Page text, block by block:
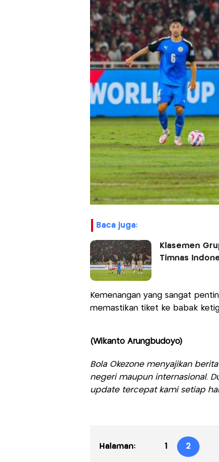
baca juga:
Klasemen
Timnas
Kemenangan yang sangat
memastikan tiket ke babak
(Wikanto Arungbudoyo)
Bola Okezone menyajikan
negeri maupun internasional.
update tercepat kami setiap
Halaman: 1 2